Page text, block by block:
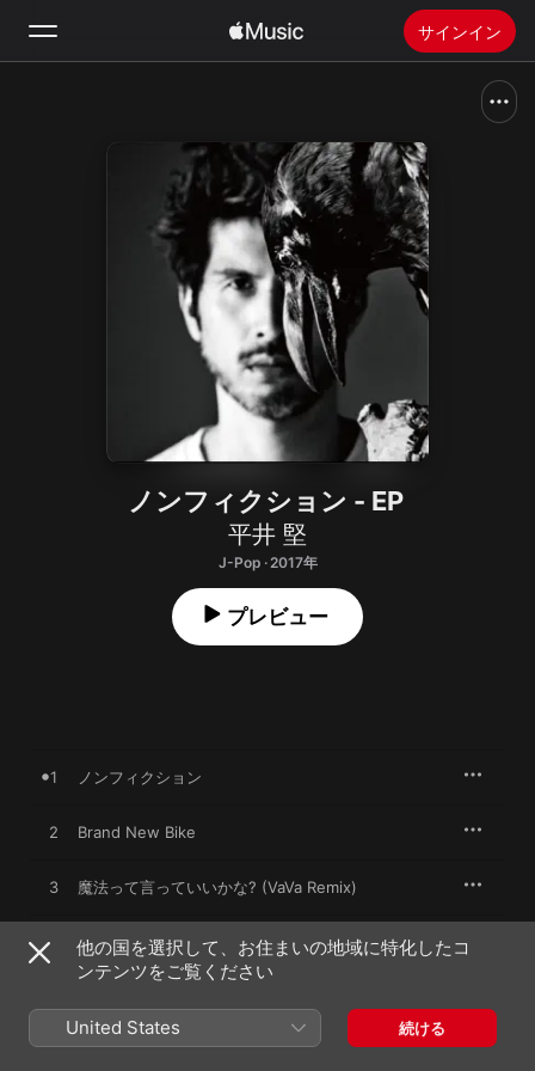
サインイン
新着おすすめ
Apple Musicをインストール
ノンフィクション - EP
平井 堅
J-Pop · 2017年
プレビュー
1 ノンフィクション
2 Brand New Bike
3 魔法って言っていいかな? (VaVa Remix)
4 ノンフィクション (less vocal)
2017年6月7日
4曲、15分
他の国を選択して、お住まいの地域に特化したコ
ンテンツをご覧ください
United States 続ける